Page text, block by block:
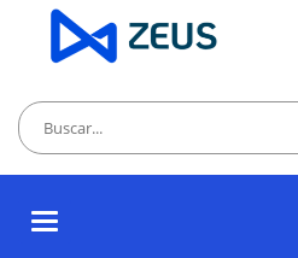
Toggle